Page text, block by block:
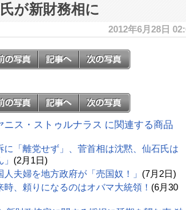
が新財務相に
2012年6月28日
ニス・ストゥルナラス に関連する商品
に「離党せず」、菅首相は沈黙、仙石氏は
(2月1日)
夫婦を地方政府が「売国奴！」 (7月2日)
時、頼りになるのはオバマ大統領！ (6月30